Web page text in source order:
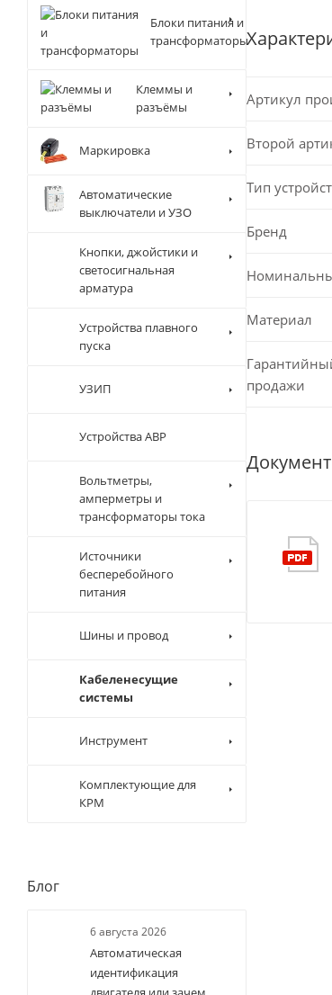
Артикул
Второй
Тип
Бренд
Материал
продажи
Блоки питания и
трансформаторы
Клеммы и
разъёмы
Маркировка
Автоматические
выключатели и УЗО
Кнопки, джойстики и
светосигнальная
арматура
Устройства плавного
пуска
УЗИП
Устройства АВР
Вольтметры,
амперметры и
трансформаторы тока
Источники
бесперебойного
питания
Шины и провод
Кабеленесущие
системы
Инструмент
Комплектующие для
КРМ
Блог
6 августа 2026
Автоматическая
идентификация